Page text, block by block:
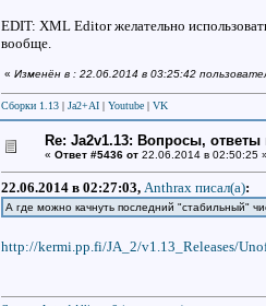
EDIT: XML Editor желательно
вообще.
« Изменён в : 22.06.2014 в 03:25:42
Сборки 1.13 | Ja2+AI | Youtube | VK
Re: Ja2v1.13: Вопросы,
« Ответ #5436 от 22.06.2014 в 02:50:25
22.06.2014 в 02:27:03, Anthrax писал(a):
А где можно качнуть последний "стабильный"
http://kermi.pp.fi/JA_2/v1.13_Releases/